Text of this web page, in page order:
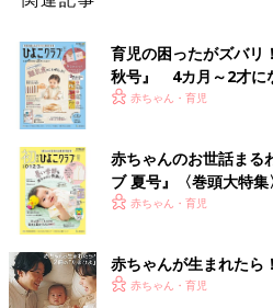
育児の困ったがズバリ
秋号』 4カ月～2才に
いっぱい！
赤ちゃん・育児
赤ちゃんのお世話まる
ブ 夏号』〈巻頭大特
く！ おっぱい・ミルク
赤ちゃん・育児
赤ちゃんが生まれたら
赤ちゃん・育児